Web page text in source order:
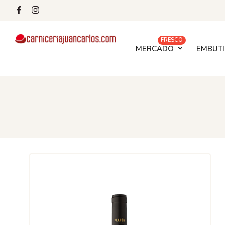
MERCADO
FRESCO